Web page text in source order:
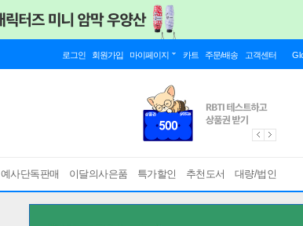
로그인 회원가입 마이페이지 카트 주문/배송 고객센터
예사단독판매 이달의사은품 특가할인 추천도서 대량/법인